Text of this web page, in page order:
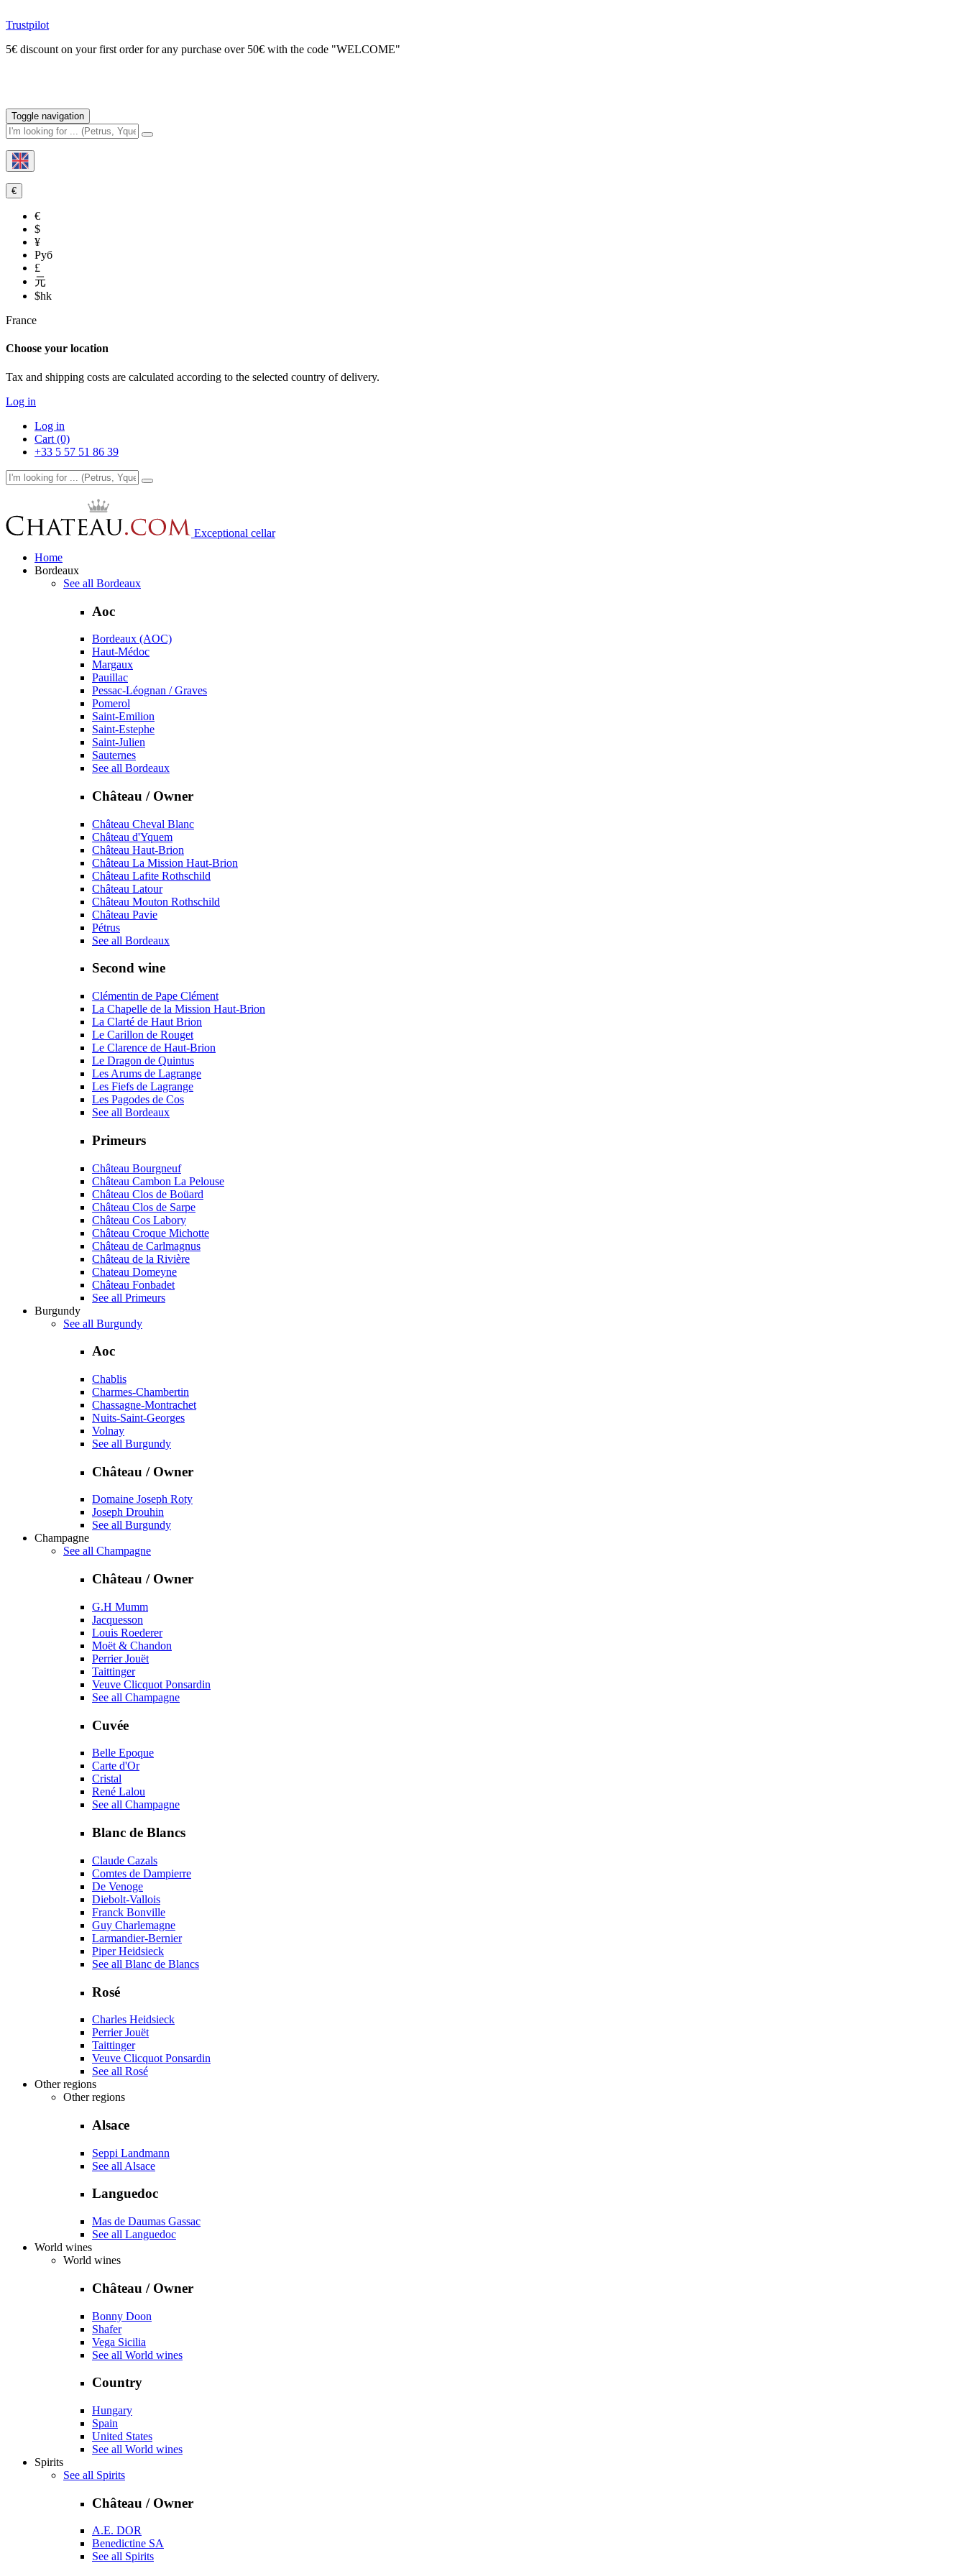
Trustpilot
5€ discount on your first order for any purchase over 50€ with the code "WELCOME"
Toggle navigation
€
€
$
¥
Руб
£
元
$hk
France
Choose your location
Tax and shipping costs are calculated according to the selected country of delivery.
Log in
Log in
Cart (0)
+33 5 57 51 86 39
Exceptional cellar
Home
Bordeaux
See all Bordeaux
Aoc
Bordeaux (AOC)
Haut-Médoc
Margaux
Pauillac
Pessac-Léognan / Graves
Pomerol
Saint-Emilion
Saint-Estephe
Saint-Julien
Sauternes
See all Bordeaux
Château / Owner
Château Cheval Blanc
Château d'Yquem
Château Haut-Brion
Château La Mission Haut-Brion
Château Lafite Rothschild
Château Latour
Château Mouton Rothschild
Château Pavie
Pétrus
See all Bordeaux
Second wine
Clémentin de Pape Clément
La Chapelle de la Mission Haut-Brion
La Clarté de Haut Brion
Le Carillon de Rouget
Le Clarence de Haut-Brion
Le Dragon de Quintus
Les Arums de Lagrange
Les Fiefs de Lagrange
Les Pagodes de Cos
See all Bordeaux
Primeurs
Château Bourgneuf
Château Cambon La Pelouse
Château Clos de Boüard
Château Clos de Sarpe
Château Cos Labory
Château Croque Michotte
Château de Carlmagnus
Château de la Rivière
Chateau Domeyne
Château Fonbadet
See all Primeurs
Burgundy
See all Burgundy
Aoc
Chablis
Charmes-Chambertin
Chassagne-Montrachet
Nuits-Saint-Georges
Volnay
See all Burgundy
Château / Owner
Domaine Joseph Roty
Joseph Drouhin
See all Burgundy
Champagne
See all Champagne
Château / Owner
G.H Mumm
Jacquesson
Louis Roederer
Moët & Chandon
Perrier Jouët
Taittinger
Veuve Clicquot Ponsardin
See all Champagne
Cuvée
Belle Epoque
Carte d'Or
Cristal
René Lalou
See all Champagne
Blanc de Blancs
Claude Cazals
Comtes de Dampierre
De Venoge
Diebolt-Vallois
Franck Bonville
Guy Charlemagne
Larmandier-Bernier
Piper Heidsieck
See all Blanc de Blancs
Rosé
Charles Heidsieck
Perrier Jouët
Taittinger
Veuve Clicquot Ponsardin
See all Rosé
Other regions
Other regions
Alsace
Seppi Landmann
See all Alsace
Languedoc
Mas de Daumas Gassac
See all Languedoc
World wines
World wines
Château / Owner
Bonny Doon
Shafer
Vega Sicilia
See all World wines
Country
Hungary
Spain
United States
See all World wines
Spirits
See all Spirits
Château / Owner
A.E. DOR
Benedictine SA
See all Spirits